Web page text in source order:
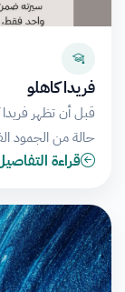
فريدا كاهلو
قبل أن تظهر
حالة من الجمود
قراءة